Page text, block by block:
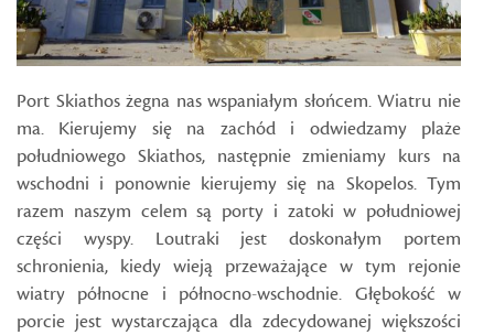
Port Skiathos żegna nas wspaniałym słońcem. Wiatru nie
ma. Kierujemy się na zachód i odwiedzamy plaże
południowego Skiathos, następnie zmieniamy kurs na
wschodni i ponownie kierujemy się na Skopelos. Tym
razem naszym celem są porty i zatoki w południowej
części wyspy. Loutraki jest doskonałym portem
schronienia, kiedy wieją przeważające w tym rejonie
wiatry północne i północno-wschodnie. Głębokość w
porcie jest wystarczająca dla zdecydowanej większości